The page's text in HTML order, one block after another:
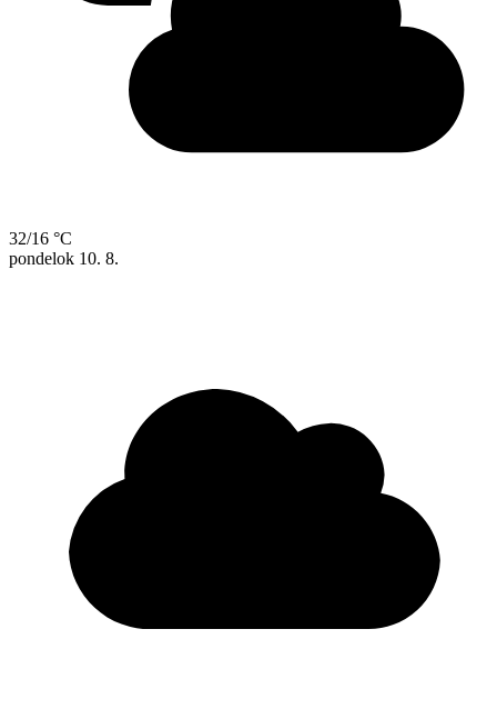
32/16 °C
pondelok 10. 8.